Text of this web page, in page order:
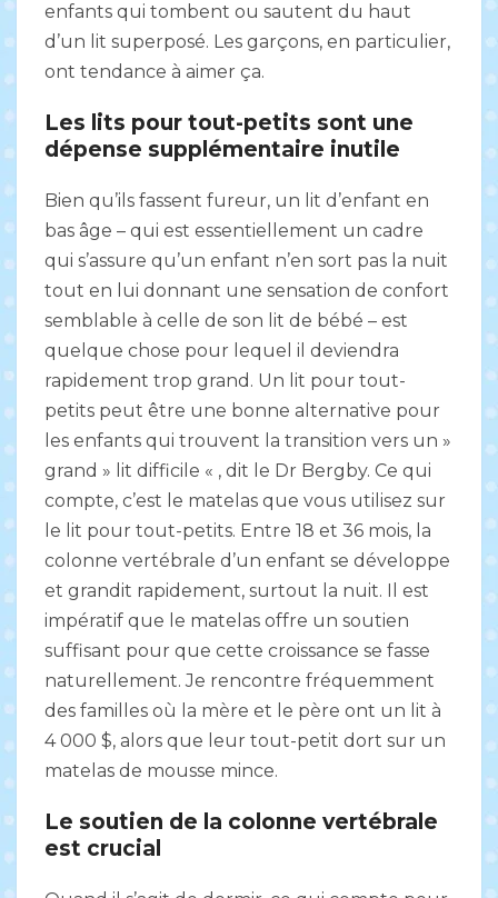
enfants qui tombent ou sautent du haut
d’un lit superposé. Les garçons, en particulier,
ont tendance à aimer ça.
Les lits pour tout-petits sont une
dépense supplémentaire inutile
Bien qu’ils fassent fureur, un lit d’enfant en
bas âge – qui est essentiellement un cadre
qui s’assure qu’un enfant n’en sort pas la nuit
tout en lui donnant une sensation de confort
semblable à celle de son lit de bébé – est
quelque chose pour lequel il deviendra
rapidement trop grand. Un lit pour tout-
petits peut être une bonne alternative pour
les enfants qui trouvent la transition vers un »
grand » lit difficile « , dit le Dr Bergby. Ce qui
compte, c’est le matelas que vous utilisez sur
le lit pour tout-petits. Entre 18 et 36 mois, la
colonne vertébrale d’un enfant se développe
et grandit rapidement, surtout la nuit. Il est
impératif que le matelas offre un soutien
suffisant pour que cette croissance se fasse
naturellement. Je rencontre fréquemment
des familles où la mère et le père ont un lit à
4 000 $, alors que leur tout-petit dort sur un
matelas de mousse mince.
Le soutien de la colonne vertébrale
est crucial